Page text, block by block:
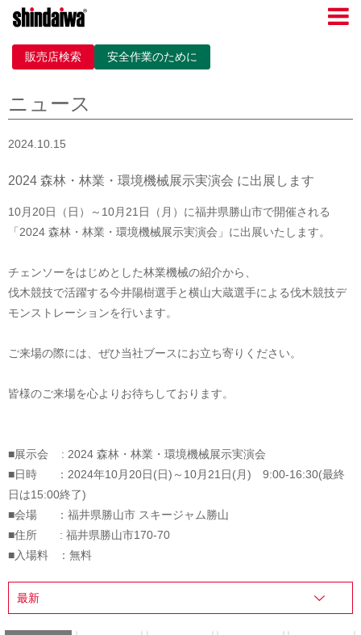
販売店検索 安全作業のために
ニュース
2024.10.15
2024 森林・林業・環境機械展示実演会 に出展します
10月20日（日）～10月21日（月）に福井県勝山市で開催される
「2024 森林・林業・環境機械展示実演会」に出展いたします。
チェンソーをはじめとした林業機械の紹介から、
伐木競技で活躍する今井陽樹選手と横山大蔵選手による伐木競技デ
モンストレーションを行います。
ご来場の際には、ぜひ当社ブースにお立ち寄りください。
皆様のご来場を心よりお待ちしております。
■展示会 : 2024 森林・林業・環境機械展示実演会
■日時 ：2024年10月20日(日)～10月21日(月) 9:00-16:30(最終
日は15:00終了)
■会場 ：福井県勝山市 スキージャム勝山
■住所 : 福井県勝山市170-70
■入場料 ：無料